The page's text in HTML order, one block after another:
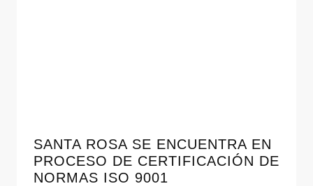
SANTA ROSA SE ENCUENTRA EN
PROCESO DE CERTIFICACIÓN DE
NORMAS ISO 9001